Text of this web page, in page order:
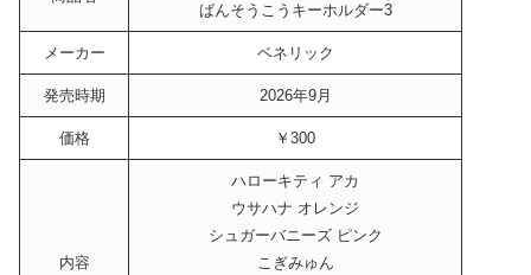
ばんそうこうキーホルダー3
メーカー ベネリック
発売時期 2026年9月
価格 ￥300
内容
ハローキティ アカ
ウサハナ オレンジ
シュガーバニーズ ピンク
こぎみゅん